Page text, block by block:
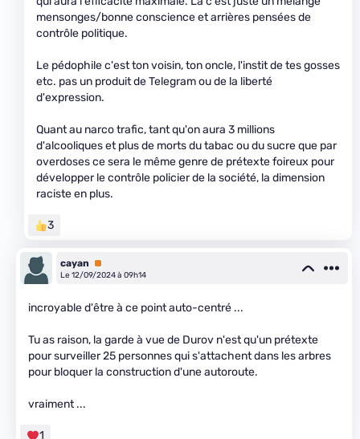
mensonges/bonne conscience et arrières pensées de
contrôle politique.
Le pédophile c'est ton voisin, ton oncle, l'instit de tes gosses
etc. pas un produit de Telegram ou de la liberté
d'expression.
Quant au narco trafic, tant qu'on aura 3 millions
d'alcooliques et plus de morts du tabac ou du sucre que par
overdoses ce sera le même genre de prétexte foireux pour
développer le contrôle policier de la société, la dimension
raciste en plus.
3
cayan
Premium
Le 12/09/2024 à 09h14
incroyable d'être à ce point auto-centré ...
Tu as raison, la garde à vue de Durov n'est qu'un prétexte
pour surveiller 25 personnes qui s'attachent dans les arbres
pour bloquer la construction d'une autoroute.
vraiment ...
1